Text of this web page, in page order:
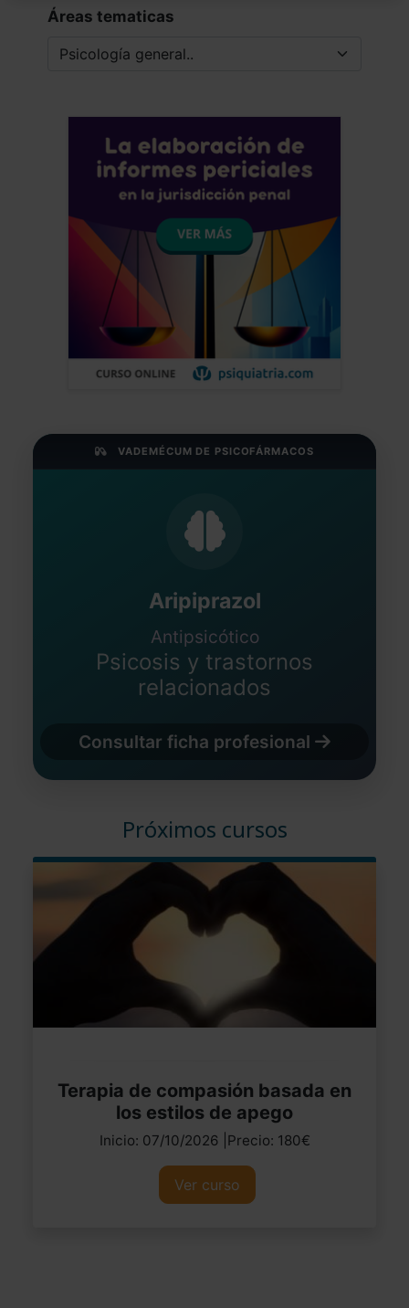
Áreas tematicas
VADEMÉCUM DE PSICOFÁRMACOS
Aripiprazol
Antipsicótico
Psicosis y trastornos
relacionados
Consultar ficha profesional
Próximos cursos
Terapia de compasión basada en
los estilos de apego
Inicio: 07/10/2026 |Precio: 180€
Ver curso